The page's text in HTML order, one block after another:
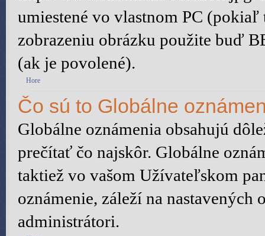
umiestené vo vlastnom PC
zobrazeniu obrázku použite buď
(ak je povolené).
Hore
Čo sú to Globálne
Globálne oznámenia obsahujú
prečítať čo najskôr. Globálne
taktiež vo vašom Užívateľskom
oznámenie, záleží na nastavených
administrátori.